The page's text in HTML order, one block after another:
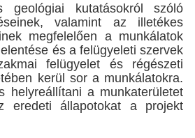
geológiai kutatásokról szóló
valamint az illetékes
megfelelően a munkálatok
és a felügyeleti szervek
felügyelet és régészeti
kerül sor a munkálatokra.
helyreállítani a munkaterületet
eredeti állapotokat a projekt